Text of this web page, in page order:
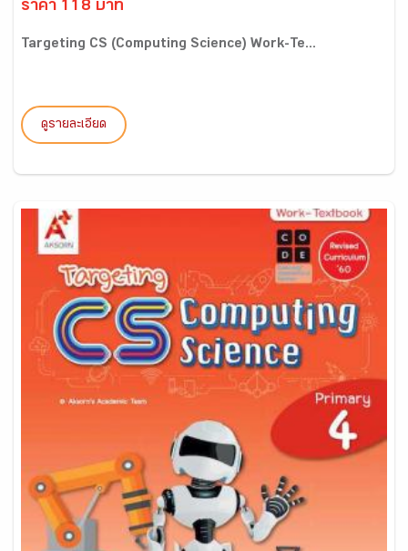
ราคา 118 บาท
Targeting CS (Computing Science) Work-Te...
ดูรายละเอียด